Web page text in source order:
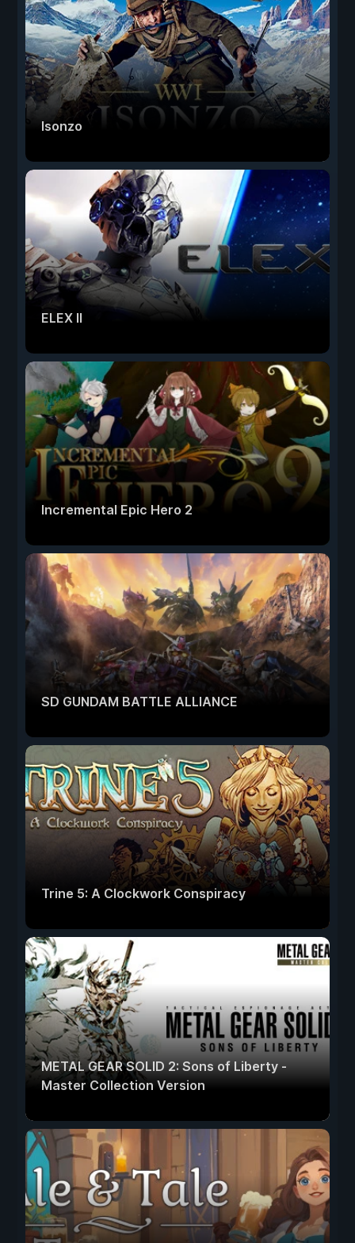
Isonzo
ELEX II
Incremental Epic Hero 2
SD GUNDAM BATTLE ALLIANCE
Trine 5: A Clockwork Conspiracy
METAL GEAR SOLID 2: Sons of Liberty -
Master Collection Version